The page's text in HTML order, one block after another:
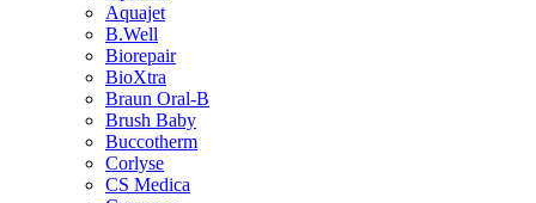
Aquajet
B.Well
Biorepair
BioXtra
Braun Oral-B
Brush Baby
Buccotherm
Corlyse
CS Medica